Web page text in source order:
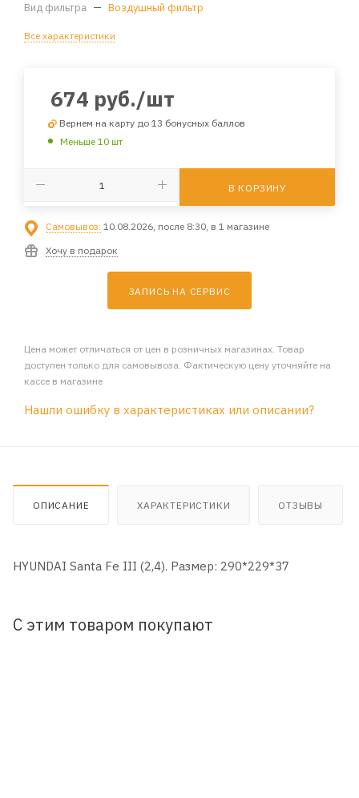
Вид фильтра — Воздушный фильтр
Все характеристики
674 руб./шт
Вернем на карту до 13 бонусных баллов
Меньше 10 шт
В КОРЗИНУ
Самовывоз: 10.08.2026, после 8:30, в 1 магазине
Хочу в подарок
ЗАПИСЬ НА СЕРВИС
Цена может отличаться от цен в розничных магазинах. Товар
доступен только для самовывоза. Фактическую цену уточняйте на
кассе в магазине
Нашли ошибку в характеристиках или описании?
ОПИСАНИЕ ХАРАКТЕРИСТИКИ ОТЗЫВЫ
HYUNDAI Santa Fe III (2,4). Размер: 290*229*37
С этим товаром покупают